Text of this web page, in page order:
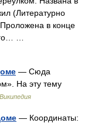
(Литературно
в конце
…
— Сюда
На эту тему
Википедия
— Координаты: